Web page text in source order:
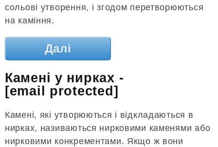
сольові утворення, і згодом перетворюються
на каміння.
Далі
Камені у нирках -
[email protected]
Камені, які утворюються і відкладаються в
нирках, називаються нирковими каменями або
нирковими конкрементами. Якщо ж вони